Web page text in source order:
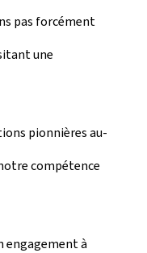
pas forcément
une
pionnières au-
compétence
engagement à